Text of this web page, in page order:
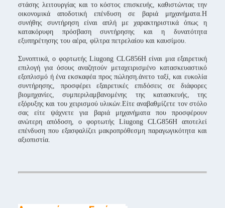
στάσης λειτουργίας και το κόστος επισκευής, καθιστώντας την
οικονομικά αποδοτική επένδυση σε βαριά μηχανήματα.Η
συνήθης συντήρηση είναι απλή με χαρακτηριστικά όπως η
κατακόρυφη πρόσβαση συντήρησης και η δυνατότητα
εξυπηρέτησης του αέρα, φίλτρα πετρελαίου και καυσίμου.
Συνοπτικά, ο φορτωτής Liugong CLG856H είναι μια εξαιρετική
επιλογή για όσους αναζητούν μεταχειρισμένο κατασκευαστικό
εξοπλισμό ή ένα εκσκαφέα προς πώληση.άνετο ταξί, και ευκολία
συντήρησης, προσφέρει εξαιρετικές επιδόσεις σε διάφορες
βιομηχανίες, συμπεριλαμβανομένης της κατασκευής, της
εξόρυξης και του χειρισμού υλικών.Είτε αναβαθμίζετε τον στόλο
σας είτε ψάχνετε για βαριά μηχανήματα που προσφέρουν
ανώτερη απόδοση, ο φορτωτής Liugong CLG856H αποτελεί
επένδυση που εξασφαλίζει μακροπρόθεσμη παραγωγικότητα και
αξιοπιστία.